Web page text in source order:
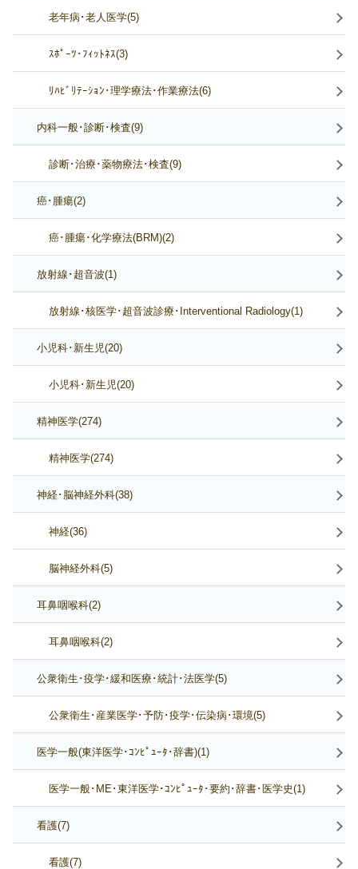
老年病･老人医学(5)
ｽﾎﾟｰﾂ･ﾌｨｯﾄﾈｽ(3)
ﾘﾊﾋﾞﾘﾃｰｼｮﾝ･理学療法･作業療法(6)
内科一般･診断･検査(9)
診断･治療･薬物療法･検査(9)
癌･腫瘍(2)
癌･腫瘍･化学療法(BRM)(2)
放射線･超音波(1)
放射線･核医学･超音波診療･Interventional Radiology(1)
小児科･新生児(20)
小児科･新生児(20)
精神医学(274)
精神医学(274)
神経･脳神経外科(38)
神経(36)
脳神経外科(5)
耳鼻咽喉科(2)
耳鼻咽喉科(2)
公衆衛生･疫学･緩和医療･統計･法医学(5)
公衆衛生･産業医学･予防･疫学･伝染病･環境(5)
医学一般(東洋医学･ｺﾝﾋﾟｭｰﾀ･辞書)(1)
医学一般･ME･東洋医学･ｺﾝﾋﾟｭｰﾀ･要約･辞書･医学史(1)
看護(7)
看護(7)